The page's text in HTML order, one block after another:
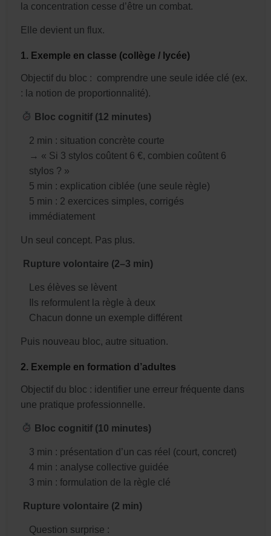
la concentration cesse d’être un combat.
Elle devient un flux.
1. Exemple en classe (collège / lycée)
Objectif du bloc : comprendre une seule idée clé (ex.
: la notion de proportionnalité).
Bloc cognitif (12 minutes)
2 min : situation concrète courte
→ « Si 3 stylos coûtent 6 €, combien coûtent 6
stylos ? »
5 min : explication ciblée (une seule règle)
5 min : 2 exercices simples, corrigés
immédiatement
Un seul concept. Pas plus.
Rupture volontaire (2–3 min)
Les élèves se lèvent
Ils reformulent la règle à deux
Chacun donne un exemple différent
Puis nouveau bloc, autre situation.
2. Exemple en formation d’adultes
Objectif du bloc : identifier une erreur fréquente dans
une pratique professionnelle.
Bloc cognitif (10 minutes)
3 min : présentation d’un cas réel (court, concret)
4 min : analyse collective guidée
3 min : formulation de la règle clé
Rupture volontaire (2 min)
Question surprise :